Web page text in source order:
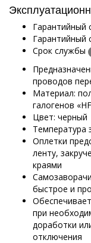
Гарантийный
Гарантийный
Срок службы
проводов
Материал:
галогенов
Цвет: черный
Температура
Оплетки
ленту,
краями
быстрое и
при
доработки
отключения